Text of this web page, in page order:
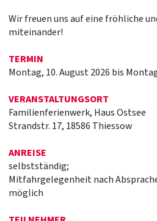
Wir freuen uns auf eine fröhliche
miteinander!
TERMIN
Montag, 10. August 2026 bis
VERANSTALTUNGSORT
Familienferienwerk, Haus Ostsee
Strandstr. 17, 18586 Thiessow
ANREISE
selbstständig;
Mitfahrgelegenheit nach
möglich